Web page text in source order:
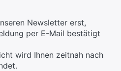
Newsletter erst,
per E-Mail bestätigt
wird Ihnen zeitnah nach